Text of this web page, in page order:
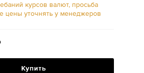
курсов валют, просьба
цены уточнять у менеджеров
Купить